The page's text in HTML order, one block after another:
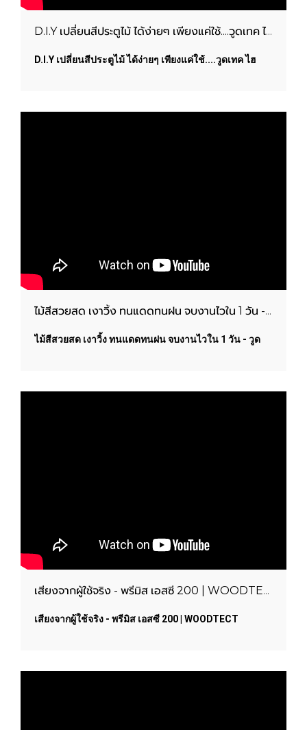
D.I.Y เปลี่ยนสีประตูไม้ ได้ง่ายๆ เพียงแค่ใช้....วูดเทค ไฮบริด วูดการ์ด
D.I.Y เปลี่ยนสีประตูไม้ ได้ง่ายๆ เพียงแค่ใช้....วูดเทค ไฮ
ไม้สีสวยสด เงาวิ้ง ทนแดดทนฝน จบงานไวใน 1 วัน - วูดเทค ไฮบริด วูดการ์ด | WOODTECT PAINTS
ไม้สีสวยสด เงาวิ้ง ทนแดดทนฝน จบงานไวใน 1 วัน - วูด
เสียงจากผู้ใช้จริง - พรีมิส เอสซี 200 | WOODTECT PAINTS
เสียงจากผู้ใช้จริง - พรีมิส เอสซี 200 | WOODTECT